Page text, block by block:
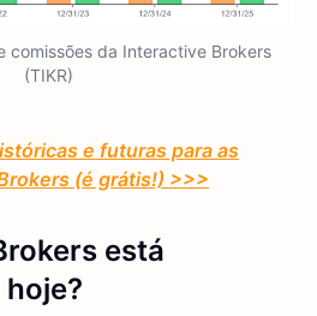
comissões da Interactive Brokers
(TIKR)
e futuras para as
(é grátis!) >>>
está